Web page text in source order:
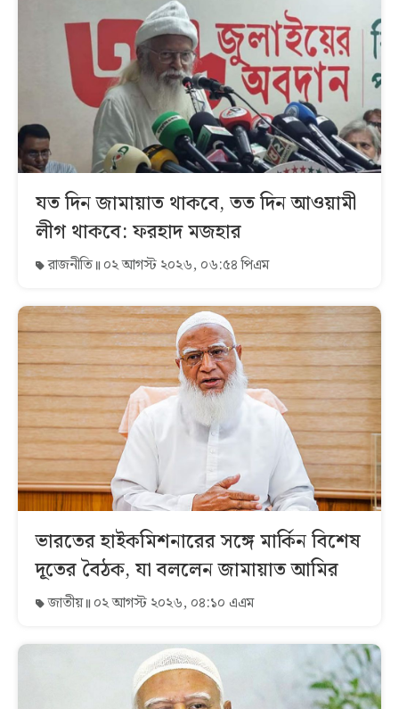
যত দিন জামায়াত থাকবে, তত দিন আওয়ামী
লীগ থাকবে: ফরহাদ মজহার
রাজনীতি ০২ আগস্ট ২০২৬, ০৬:৫৪ পিএম
ভারতের হাইকমিশনারের সঙ্গে মার্কিন বিশেষ
দূতের বৈঠক, যা বললেন জামায়াত আমির
জাতীয় ০২ আগস্ট ২০২৬, ০৪:১০ এএম